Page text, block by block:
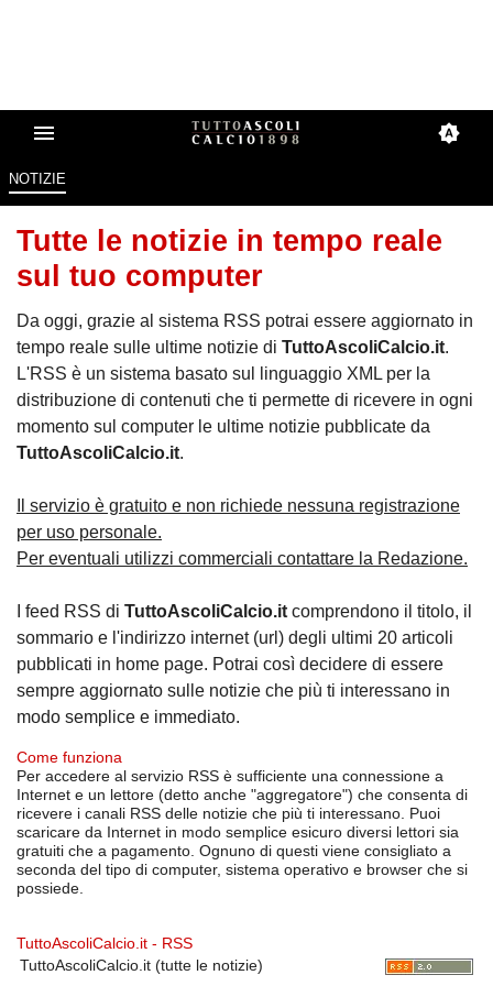
NOTIZIE
Tutte le notizie in tempo reale
sul tuo computer
Da oggi, grazie al sistema RSS potrai essere aggiornato in
tempo reale sulle ultime notizie di TuttoAscoliCalcio.it.
L'RSS è un sistema basato sul linguaggio XML per la
distribuzione di contenuti che ti permette di ricevere in ogni
momento sul computer le ultime notizie pubblicate da
TuttoAscoliCalcio.it.
Il servizio è gratuito e non richiede nessuna registrazione
per uso personale.
Per eventuali utilizzi commerciali contattare la Redazione.
I feed RSS di TuttoAscoliCalcio.it comprendono il titolo, il
sommario e l'indirizzo internet (url) degli ultimi 20 articoli
pubblicati in home page. Potrai così decidere di essere
sempre aggiornato sulle notizie che più ti interessano in
modo semplice e immediato.
Come funziona
Per accedere al servizio RSS è sufficiente una connessione a
Internet e un lettore (detto anche "aggregatore") che consenta di
ricevere i canali RSS delle notizie che più ti interessano. Puoi
scaricare da Internet in modo semplice esicuro diversi lettori sia
gratuiti che a pagamento. Ognuno di questi viene consigliato a
seconda del tipo di computer, sistema operativo e browser che si
possiede.
TuttoAscoliCalcio.it - RSS
TuttoAscoliCalcio.it (tutte le notizie)